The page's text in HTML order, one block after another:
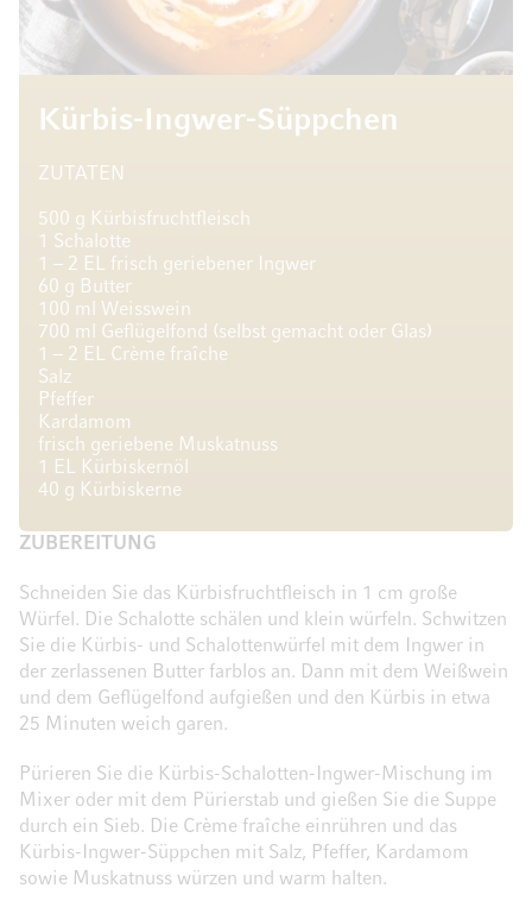
Kürbis-Ingwer-Süppchen
ZUTATEN
500 g Kürbisfruchtfleisch
1 Schalotte
1 – 2 EL frisch geriebener Ingwer
60 g Butter
100 ml Weisswein
700 ml Geflügelfond (selbst gemacht oder Glas)
1 – 2 EL Crème fraîche
Salz
Pfeffer
Kardamom
frisch geriebene Muskatnuss
1 EL Kürbiskernöl
40 g Kürbiskerne
ZUBEREITUNG
Schneiden Sie das Kürbisfruchtfleisch in 1 cm große
Würfel. Die Schalotte schälen und klein würfeln. Schwitzen
Sie die Kürbis- und Schalottenwürfel mit dem Ingwer in
der zerlassenen Butter farblos an. Dann mit dem Weißwein
und dem Geflügelfond aufgießen und den Kürbis in etwa
25 Minuten weich garen.
Pürieren Sie die Kürbis-Schalotten-Ingwer-Mischung im
Mixer oder mit dem Pürierstab und gießen Sie die Suppe
durch ein Sieb. Die Crème fraîche einrühren und das
Kürbis-Ingwer-Süppchen mit Salz, Pfeffer, Kardamom
sowie Muskatnuss würzen und warm halten.